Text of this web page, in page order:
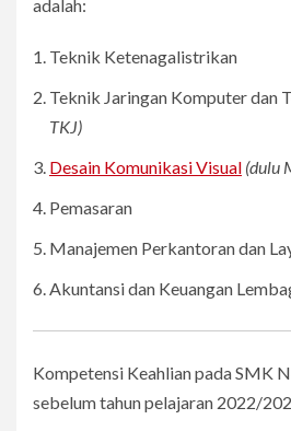
adalah:
Teknik Ketenagalistrikan
Teknik Jaringan Komputer dan
TKJ)
Desain Komunikasi Visual (dulu
Pemasaran
Manajemen Perkantoran dan
Akuntansi dan Keuangan
Kompetensi Keahlian pada SMK
sebelum tahun pelajaran 2022/